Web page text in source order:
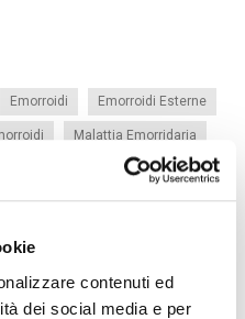
contenuti ed
dei social media e per
Emorroidi Emorroidi Esterne
Malattia Emorridaria
Sintomatologia